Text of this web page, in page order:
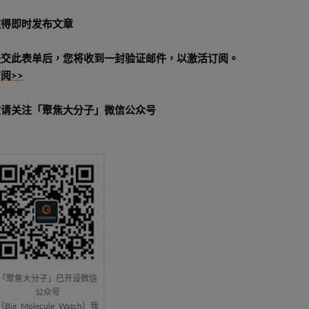
即时发布文章
此表单后，您将收到一封验证邮件，以激活订阅。
>>
关注「聚焦大分子」微信公众号
聚焦大分子」已开设微信
公众号
Big_Molecule_Watch）我